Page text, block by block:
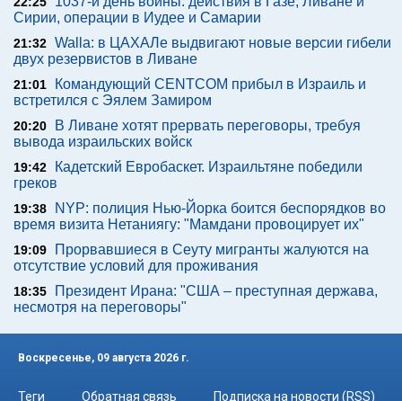
Сирии, операции в Иудее и Самарии
21:32 Walla: в ЦАХАЛе выдвигают новые версии гибели
двух резервистов в Ливане
21:01
Командующий CENTCOM прибыл в Израиль и
встретился с Эялем Замиром
20:20
В Ливане хотят прервать переговоры, требуя
вывода израильских войск
19:42
Кадетский Евробаскет. Израильтяне победили
греков
19:38
NYP: полиция Нью-Йорка боится беспорядков во
время визита Нетаниягу: "Мамдани провоцирует их"
19:09
Прорвавшиеся в Сеуту мигранты жалуются на
отсутствие условий для проживания
18:35
Президент Ирана: "США – преступная держава,
несмотря на переговоры"
Воскресенье, 09 августа 2026 г.
Теги Обратная связь Подписка на новости (RSS)